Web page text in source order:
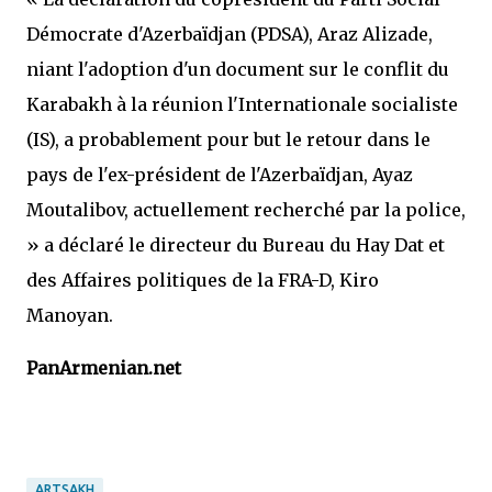
Démocrate d'Azerbaïdjan (PDSA), Araz Alizade,
niant l'adoption d'un document sur le conflit du
Karabakh à la réunion l'Internationale socialiste
(IS), a probablement pour but le retour dans le
pays de l'ex-président de l'Azerbaïdjan, Ayaz
Moutalibov, actuellement recherché par la police,
» a déclaré le directeur du Bureau du Hay Dat et
des Affaires politiques de la FRA-D, Kiro
Manoyan.
PanArmenian.net